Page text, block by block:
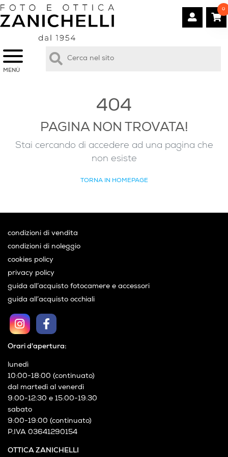
MENÙ
0
404
PAGINA NON TROVATA!
Stai cercando di accedere ad una pagina che
non esiste
TORNA IN HOMEPAGE
OTTICA ZANICHELLI
Orari d'apertura:
lunedì
10:00-18:00 (continuato)
dal martedì al venerdì
9:00-12:30 e 15:00-19:30
sabato
9:00-19:00 (continuato)
P.IVA 03641290154
condizioni di vendita
condizioni di noleggio
cookies policy
privacy policy
guida all’acquisto fotocamere e accessori
guida all’acquisto occhiali